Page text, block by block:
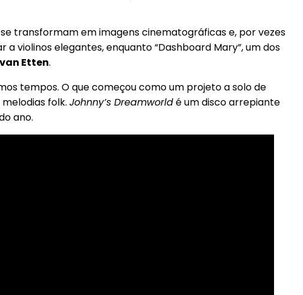
transformam em imagens cinematográficas e, por vezes
violinos elegantes, enquanto “Dashboard Mary”, um dos
Etten.
tempos. O que começou como um projeto a solo de
folk. Johnny’s Dreamworldé um disco arrepiante
ano.